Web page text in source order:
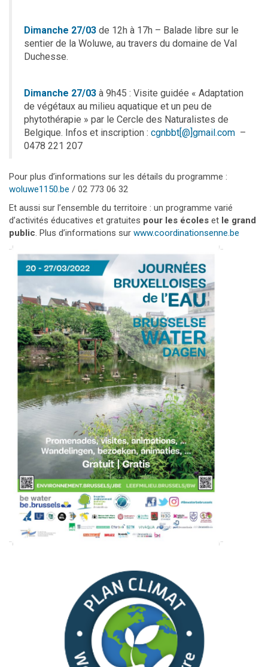
Dimanche 27/03 de 12h à 17h – Balade libre sur le
sentier de la Woluwe, au travers du domaine de Val
Duchesse.
Dimanche 27/03 à 9h45 : Visite guidée « Adaptation
de végétaux au milieu aquatique et un peu de
phytothérapie » par le Cercle des Naturalistes de
Belgique. Infos et inscription : cgnbbt[@]gmail.com –
0478 221 207
Pour plus d’informations sur les détails du programme :
woluwe1150.be / 02 773 06 32
Et aussi sur l’ensemble du territoire : un programme varié
d’activités éducatives et gratuites pour les écoles et le grand
public. Plus d’informations sur www.coordinationsenne.be